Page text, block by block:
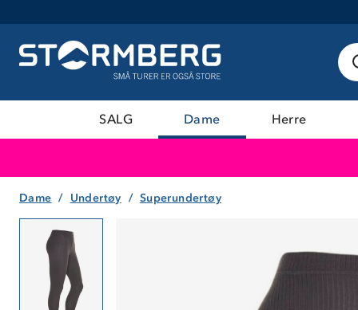
SALG Dame Herre
Dame Undertøy Superundertøy